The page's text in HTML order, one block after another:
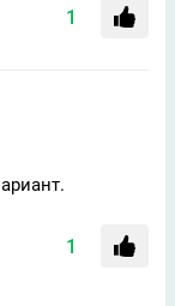
1
1